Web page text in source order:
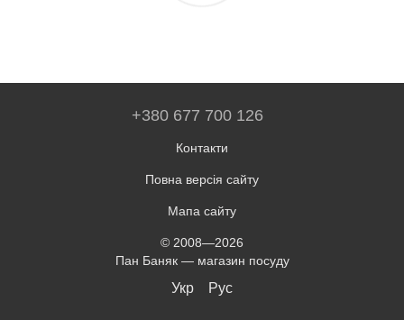
+380 677 700 126
Контакти
Повна версія сайту
Мапа сайту
© 2008—2026
Пан Баняк — магазин посуду
Укр Рус